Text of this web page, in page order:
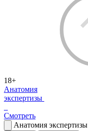
18+
Анатомия
экспертизы
Смотреть
Анатомия экспертизы